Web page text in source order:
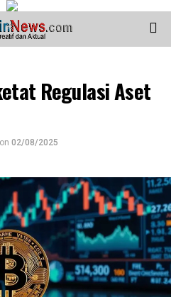
Regulasi Aset
on 02/08/2025